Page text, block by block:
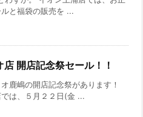
と福袋の販売を ...
店 開店記念祭セール！！
鹿嶋の開店記念祭があります！
は、５月２２日(金 ...